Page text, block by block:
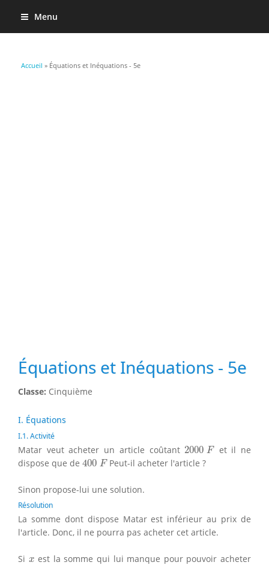
Menu
Vous êtes ici
Accueil » Équations et Inéquations - 5e
Équations et Inéquations - 5e
Classe: Cinquième
I. Équations
I.1. Activité
Matar veut acheter un article coûtant 2000 F
2000Fet il ne
dispose que de 400 F
400 FPeut-il acheter l'article ?
Sinon propose-lui une solution.
Résolution
La somme dont dispose Matar est inférieur au prix de
l'article. Donc, il ne pourra pas acheter cet article.
Si x
x est la somme qui lui manque pour pouvoir acheter